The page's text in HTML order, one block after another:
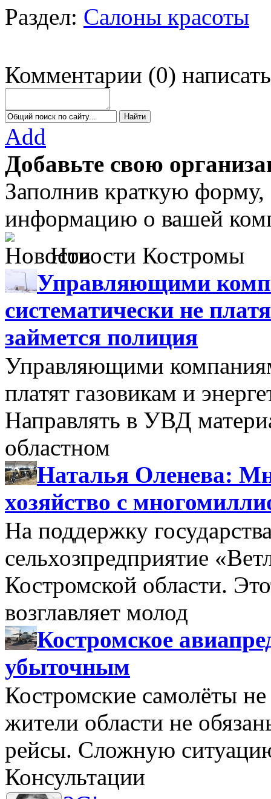
Раздел: Салоны красоты
Комментарии (0) написать
Add
Добавьте свою
Заполнив краткую
информацию о вашей
Новости Костромы
Управляющими
систематически не
займется полиция
Управляющими
платят газовикам и
Направлять в УВД
областном
Наталья Оленева:
хозяйство с
На поддержку
сельхозпредприятие
Костромской области.
возглавляет молод
Костромское
убыточным
Костромские самолёты
жители области не
рейсы. Сложную
Консультации